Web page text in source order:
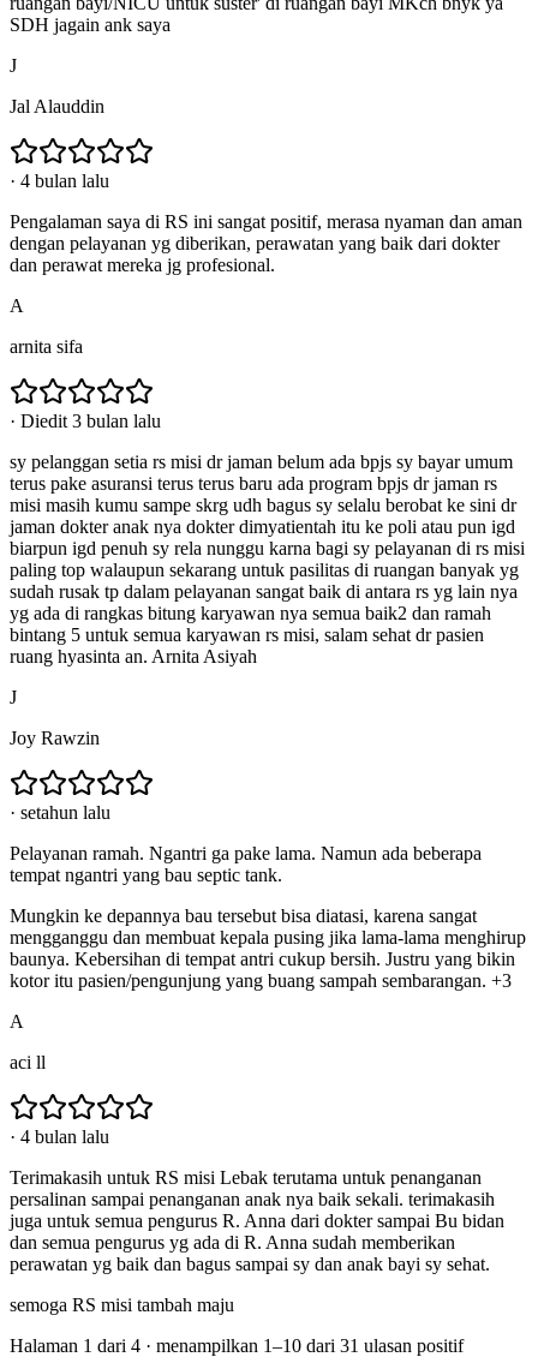
SDH jagain ank saya
J
Jal Alauddin
· 4 bulan lalu
Pengalaman saya di RS ini sangat positif, merasa nyaman dan aman
dengan pelayanan yg diberikan, perawatan yang baik dari dokter
dan perawat mereka jg profesional.
A
arnita sifa
· Diedit 3 bulan lalu
sy pelanggan setia rs misi dr jaman belum ada bpjs sy bayar umum
terus pake asuransi terus terus baru ada program bpjs dr jaman rs
misi masih kumu sampe skrg udh bagus sy selalu berobat ke sini dr
jaman dokter anak nya dokter dimyatientah itu ke poli atau pun igd
biarpun igd penuh sy rela nunggu karna bagi sy pelayanan di rs misi
paling top walaupun sekarang untuk pasilitas di ruangan banyak yg
sudah rusak tp dalam pelayanan sangat baik di antara rs yg lain nya
yg ada di rangkas bitung karyawan nya semua baik2 dan ramah
bintang 5 untuk semua karyawan rs misi, salam sehat dr pasien
ruang hyasinta an. Arnita Asiyah
J
Joy Rawzin
· setahun lalu
Pelayanan ramah. Ngantri ga pake lama. Namun ada beberapa
tempat ngantri yang bau septic tank.
Mungkin ke depannya bau tersebut bisa diatasi, karena sangat
mengganggu dan membuat kepala pusing jika lama-lama menghirup
baunya. Kebersihan di tempat antri cukup bersih. Justru yang bikin
kotor itu pasien/pengunjung yang buang sampah sembarangan. +3
A
aci ll
· 4 bulan lalu
Terimakasih untuk RS misi Lebak terutama untuk penanganan
persalinan sampai penanganan anak nya baik sekali. terimakasih
juga untuk semua pengurus R. Anna dari dokter sampai Bu bidan
dan semua pengurus yg ada di R. Anna sudah memberikan
perawatan yg baik dan bagus sampai sy dan anak bayi sy sehat.
semoga RS misi tambah maju
Halaman 1 dari 4 · menampilkan 1–10 dari 31 ulasan positif